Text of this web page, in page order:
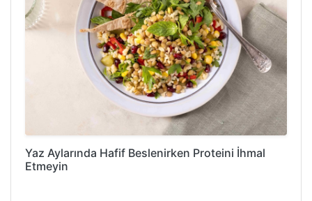
Yaz Aylarında Hafif Beslenirken Proteini İhmal
Etmeyin